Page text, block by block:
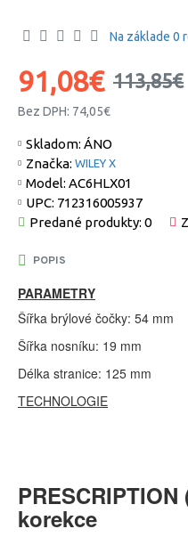
Skladom: ÁNO
Značka: WILEY X
Model: AC6HLX01
UPC: 712316005937
Predané produkty: 0
Na základe 0
91,08€ 113,85€
Bez DPH: 74,05€
POPIS
PARAMETRY
Šířka brýlové čočky: 54 mm
Šířka nosníku: 19 mm
Délka stranice: 125 mm
TECHNOLOGIE
korekce